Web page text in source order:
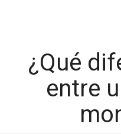
¿Qué
entre